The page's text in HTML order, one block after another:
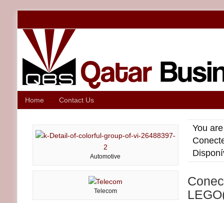
Home Contact Us
You
Automotive
Telecom